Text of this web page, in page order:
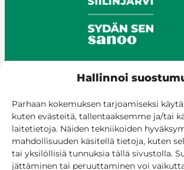
Hallinnoi
Parhaan kokemuksen tarjoamiseksi
kuten evästeitä, tallentaaksemme ja/tai
laitetietoja. Näiden tekniikoiden
mahdollisuuden käsitellä tietoja, kuten
tai yksilöllisiä tunnuksia tällä sivustolla.
jättäminen tai peruuttaminen voi
Anna palautetta
Asioi verkossa
Laskutus ja
Saavutettavuus